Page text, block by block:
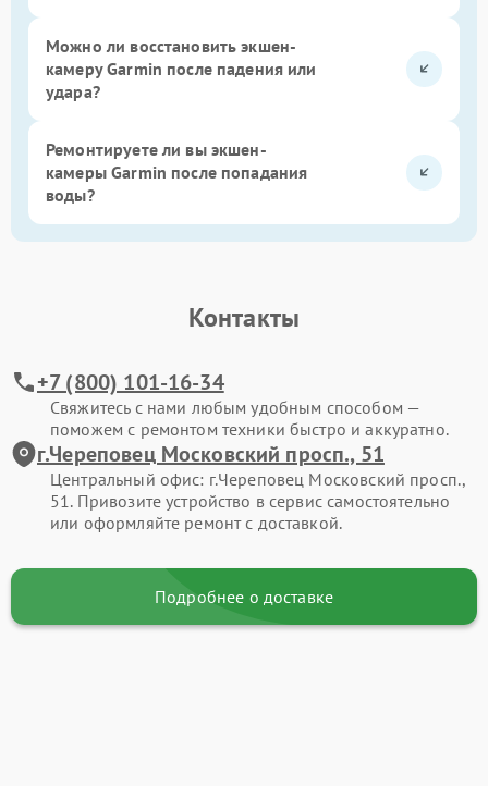
Можно ли восстановить экшен-
камеру Garmin после падения или
удара?
Ремонтируете ли вы экшен-
камеры Garmin после попадания
воды?
Контакты
+7 (800) 101-16-34
Свяжитесь с нами любым удобным способом —
поможем с ремонтом техники быстро и аккуратно.
г.Череповец Московский просп., 51
Центральный офис: г.Череповец Московский просп.,
51. Привозите устройство в сервис самостоятельно
или оформляйте ремонт с доставкой.
Подробнее о доставке